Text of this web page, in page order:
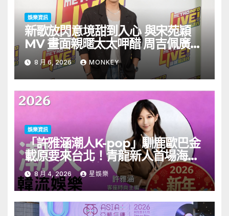
娛樂資訊
新歌放閃意境甜到入心 與宋苑穎
MV 畫面親暱太太呷醋 周吉佩廣州
一日三場熱血 Busking
8 月 6, 2026 MONKEY
娛樂資訊
「許雅涵潮人K-pop」馴鹿歐巴金
載原要來台北！青龍新人首場海外
見面會8/9開搶
8 月 4, 2026 星娛樂